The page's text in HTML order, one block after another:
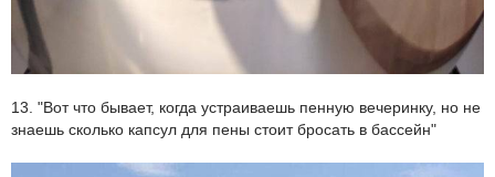
13. "Вот что бывает, когда устраиваешь пенную вечеринку, но не
знаешь сколько капсул для пены стоит бросать в бассейн"